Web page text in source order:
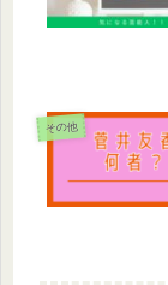
その他